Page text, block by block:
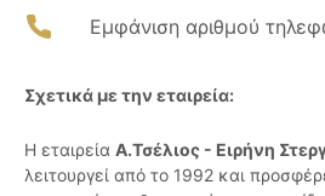
Εμφάνιση αριθμού
Σχετικά με την εταιρεία:
Η εταιρεία Α.Τσέλιος - Ειρήνη
λειτουργεί από το 1992 και